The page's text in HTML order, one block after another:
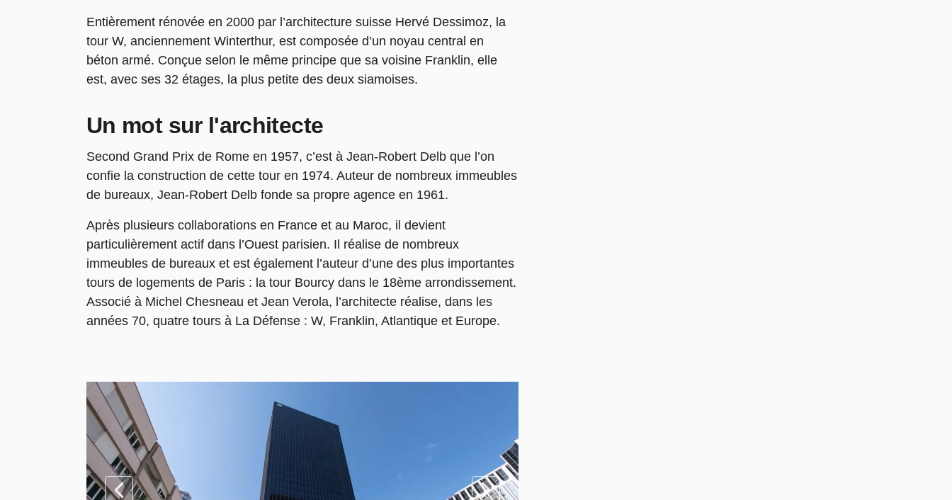
Entièrement rénovée en 2000 par l’architecture suisse Hervé Dessimoz, la
tour W, anciennement Winterthur, est composée d’un noyau central en
béton armé. Conçue selon le même principe que sa voisine Franklin, elle
est, avec ses 32 étages, la plus petite des deux siamoises.
Un mot sur l'architecte
Second Grand Prix de Rome en 1957, c’est à Jean-Robert Delb que l’on
confie la construction de cette tour en 1974. Auteur de nombreux immeubles
de bureaux, Jean-Robert Delb fonde sa propre agence en 1961.
Après plusieurs collaborations en France et au Maroc, il devient
particulièrement actif dans l’Ouest parisien. Il réalise de nombreux
immeubles de bureaux et est également l’auteur d’une des plus importantes
tours de logements de Paris : la tour Bourcy dans le 18ème arrondissement.
Associé à Michel Chesneau et Jean Verola, l’architecte réalise, dans les
années 70, quatre tours à La Défense : W, Franklin, Atlantique et Europe.